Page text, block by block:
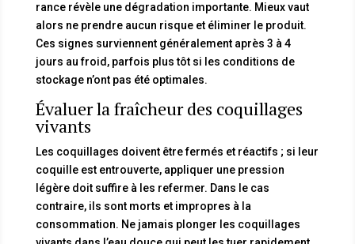
rance révèle une dégradation importante. Mieux vaut
alors ne prendre aucun risque et éliminer le produit.
Ces signes surviennent généralement après 3 à 4
jours au froid, parfois plus tôt si les conditions de
stockage n’ont pas été optimales.
Évaluer la fraîcheur des coquillages
vivants
Les coquillages doivent être fermés et réactifs ; si leur
coquille est entrouverte, appliquer une pression
légère doit suffire à les refermer. Dans le cas
contraire, ils sont morts et impropres à la
consommation. Ne jamais plonger les coquillages